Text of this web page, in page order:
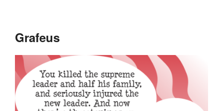
Grafeus